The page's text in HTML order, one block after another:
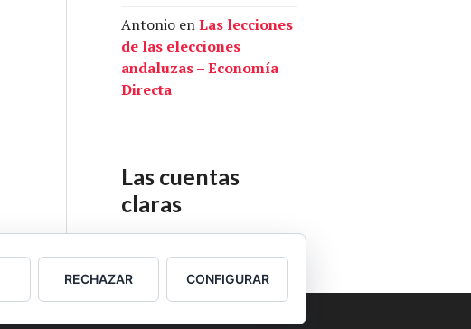
Antonio enLas lecciones
de las elecciones
andaluzas – Economía
Directa
Las cuentas
claras
Nuestras cuentas
RECHAZAR CONFIGURAR